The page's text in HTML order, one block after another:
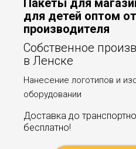
Пакеты для
для детей оптом от
производителя
Собственное
в Ленске
Нанесение логотипов и
оборудовании
Доставка до
бесплатно!